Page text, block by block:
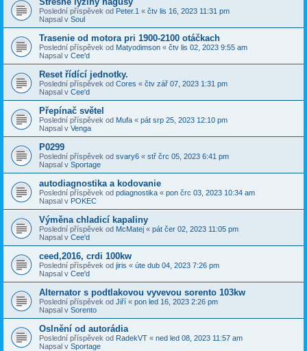
Poslední příspěvek od Peter.1 « čtv lis 16, 2023 11:31 pm
Napsal v Soul
Trasenie od motora pri 1900-2100 otáčkach
Poslední příspěvek od Matyodimson « čtv lis 02, 2023 9:55 am
Napsal v Cee'd
Reset řídící jednotky.
Poslední příspěvek od Cores « čtv zář 07, 2023 1:31 pm
Napsal v Cee'd
Přepínač světel
Poslední příspěvek od Mufa « pát srp 25, 2023 12:10 pm
Napsal v Venga
P0299
Poslední příspěvek od svary6 « stř črc 05, 2023 6:41 pm
Napsal v Sportage
autodiagnostika a kodovanie
Poslední příspěvek od pdiagnostika « pon črc 03, 2023 10:34 am
Napsal v POKEC
Výměna chladicí kapaliny
Poslední příspěvek od McMatej « pát čer 02, 2023 11:05 pm
Napsal v Cee'd
ceed,2016, crdi 100kw
Poslední příspěvek od jiris « úte dub 04, 2023 7:26 pm
Napsal v Cee'd
Alternator s podtlakovou vyvevou sorento 103kw
Poslední příspěvek od Jiří « pon led 16, 2023 2:26 pm
Napsal v Sorento
Oslnění od autorádia
Poslední příspěvek od RadekVT « ned led 08, 2023 11:57 am
Napsal v Sportage